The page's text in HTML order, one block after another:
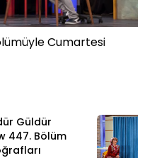
Cumartesi
Güldür
447. Bölüm